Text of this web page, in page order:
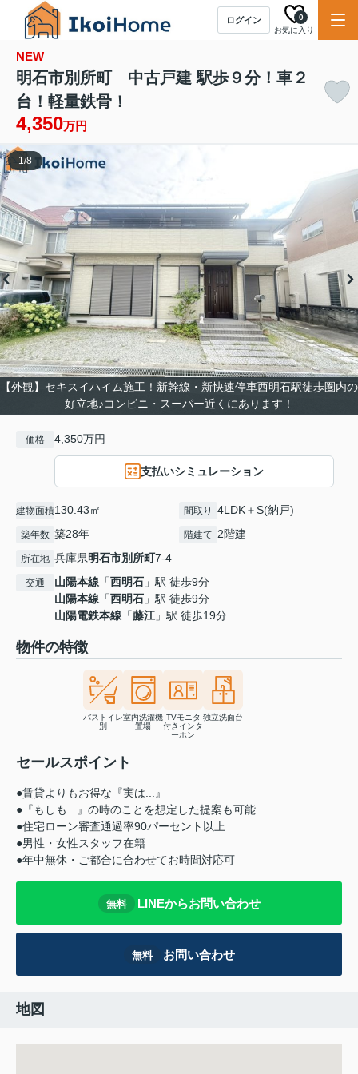
ログイン
お気に入り
0
NEW
明石市別所町 中古戸建 駅歩９分！車２
台！軽量鉄骨！
4,350万円
【外観】セキスイハイム施工！新幹線・新快速停車西明石駅徒歩圏内の
好立地♪コンビニ・スーパー近くにあります！
1/8
価格 4,350万円
支払いシミュレーション
建物面積130.43㎡ 間取り 4LDK＋S(納戸)
築年数 築28年 階建て 2階建
所在地 兵庫県明石市別所町7-4
交通 山陽本線 「西明石 」駅 徒歩9分
山陽本線 「西明石 」駅 徒歩9分
山陽電鉄本線 「藤江」駅 徒歩19分
物件の特徴
バストイレ
別
室内洗濯機
置場
TVモニタ
付きインタ
ーホン
独立洗面台
セールスポイント
●賃貸よりもお得な『実は...』
●『もしも...』の時のことを想定した提案も可能
●住宅ローン審査通過率90パーセント以上
●男性・女性スタッフ在籍
●年中無休・ご都合に合わせてお時間対応可
無料 LINEからお問い合わせ
無料 お問い合わせ
地図